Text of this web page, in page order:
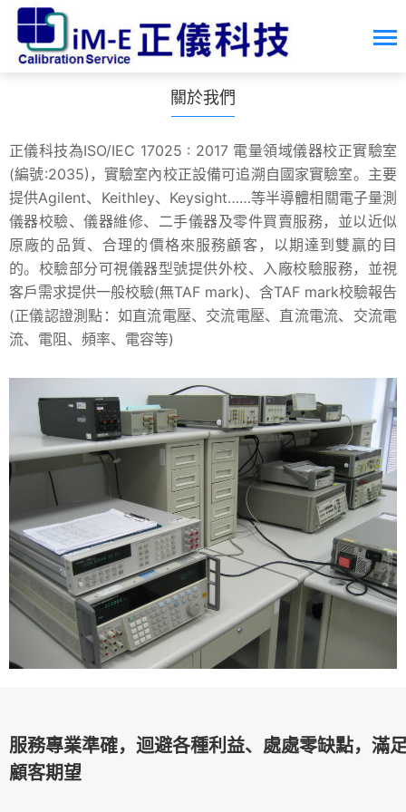
關於我們
正儀科技為ISO/IEC 17025 : 2017 電量領域儀器校正實驗室
(編號:2035)，實驗室內校正設備可追溯自國家實驗室。主要
提供Agilent、Keithley、Keysight……等半導體相關電子量測
儀器校驗、儀器維修、二手儀器及零件買賣服務，並以近似
原廠的品質、合理的價格來服務顧客，以期達到雙贏的目
的。校驗部分可視儀器型號提供外校、入廠校驗服務，並視
客戶需求提供一般校驗(無TAF mark)、含TAF mark校驗報告
(正儀認證測點：如直流電壓、交流電壓、直流電流、交流電
流、電阻、頻率、電容等)
服務專業準確，迴避各種利益、處處零缺點，滿
顧客期望